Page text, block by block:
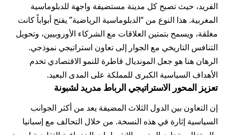
الفريد، حيث تصبح كل مدينة مستضيفة واجهة للدبلوماسية
المغربية. هذا النوع من “الدبلوماسية الرياضية” يفتح أبواباً كانت
مغلقة، ويسمح بتمتين العلاقات مع الشركاء الأوروبيين، وتحويل
التنافس التاريخي مع الجوار إلى تعاون استراتيجي نموذجي.
الرهان هنا هو جعل المونديال قاطرة للنمو الاقتصادي تخدم
الأهداف السياسية الكبرى للمملكة على المدى البعيد.
تعزيز المحور الاستراتيجي الرباط مدريد لشبونة
إن التعاون بين الدول الثلاث المضيفة يعد من أكثر الجوانب
السياسية إثارة في هذه النسخة. من خلال التحالف مع إسبانيا